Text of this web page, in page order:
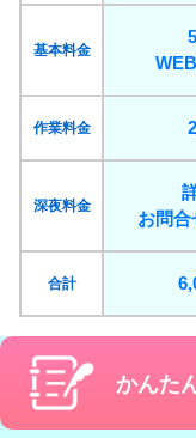
基本料金
作業料金
深夜料金
お問合
合計
かんた